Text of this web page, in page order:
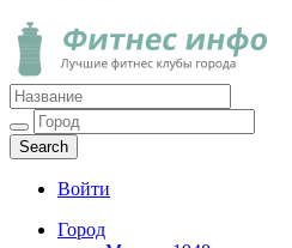
Фитнес инфо
Лучшие фитнес клубы города
Войти
Город